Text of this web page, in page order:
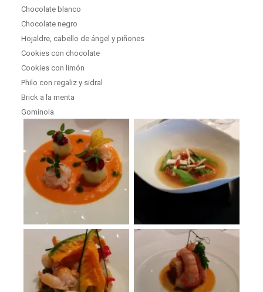
Chocolate blanco
Chocolate negro
Hojaldre, cabello de ángel y piñones
Cookies con chocolate
Cookies con limón
Philo con regaliz y sidral
Brick a la menta
Gominola